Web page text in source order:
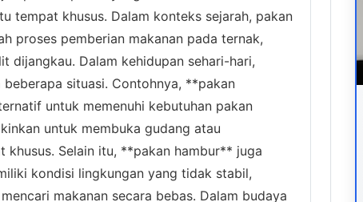
tempat khusus. Dalam konteks sejarah, pakan
proses pemberian makanan pada ternak,
dijangkau. Dalam kehidupan sehari-hari,
situasi. Contohnya, **pakan
untuk memenuhi kebutuhan pakan
untuk membuka gudang atau
khusus. Selain itu, **pakan hambur** juga
kondisi lingkungan yang tidak stabil,
makanan secara bebas. Dalam budaya